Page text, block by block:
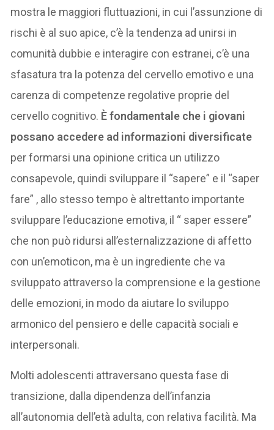
mostra le maggiori fluttuazioni, in cui l’assunzione di
rischi è al suo apice, c’è la tendenza ad unirsi in
comunità dubbie e interagire con estranei, c’è una
sfasatura tra la potenza del cervello emotivo e una
carenza di competenze regolative proprie del
cervello cognitivo. È fondamentale che i giovani
possano accedere ad informazioni diversificate
per formarsi una opinione critica un utilizzo
consapevole, quindi sviluppare il “sapere” e il “saper
fare” , allo stesso tempo è altrettanto importante
sviluppare l’educazione emotiva, il “ saper essere”
che non può ridursi all’esternalizzazione di affetto
con un’emoticon, ma è un ingrediente che va
sviluppato attraverso la comprensione e la gestione
delle emozioni, in modo da aiutare lo sviluppo
armonico del pensiero e delle capacità sociali e
interpersonali.
Molti adolescenti attraversano questa fase di
transizione, dalla dipendenza dell’infanzia
all’autonomia dell’età adulta, con relativa facilità. Ma